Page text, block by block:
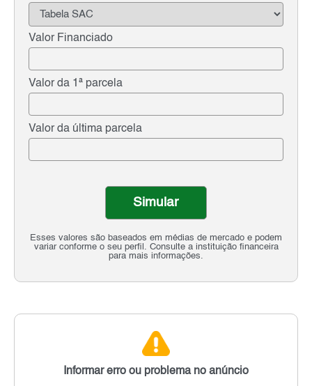
Valor Financiado
Valor da 1ª parcela
Valor da última parcela
Esses valores são baseados em médias de mercado e podem
variar conforme o seu perfil. Consulte a instituição financeira
para mais informações.
Simular
Informar erro ou problema no anúncio